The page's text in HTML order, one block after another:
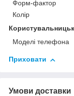
Форм-фактор
Колір
Моделі телефона
Приховати
Умови доставки